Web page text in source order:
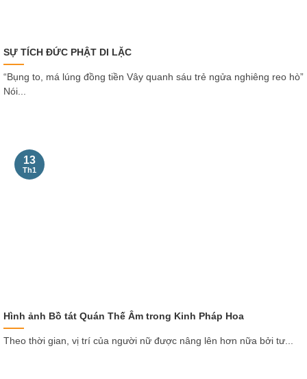
SỰ TÍCH ĐỨC PHẬT DI LẶC
“Bụng to, má lúng đồng tiền Vây quanh sáu trẻ ngửa nghiêng reo hò”
Nói...
Hình ảnh Bồ tát Quán Thế Âm trong Kinh Pháp Hoa
Theo thời gian, vị trí của người nữ được nâng lên hơn nữa bởi tư...
13
Th1